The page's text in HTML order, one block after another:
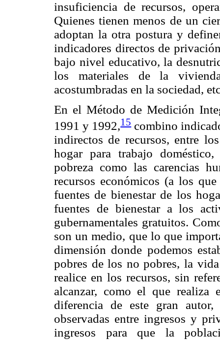
insuficiencia de recursos,
Quienes tienen menos de un
adoptan la otra postura y
indicadores directos de
bajo nivel educativo, la
los materiales de la
acostumbradas en la sociedad,
En el Método de Medición
1991 y 1992,15combino
indirectos de recursos, entre
hogar para trabajo
pobreza como las carencias
recursos económicos (a los
fuentes de bienestar de los
fuentes de bienestar a los
gubernamentales gratuitos.
son un medio, que lo que
dimensión donde podemos
pobres de los no pobres, la
realice en los recursos, sin
alcanzar, como el que
diferencia de este gran
observadas entre ingresos y
ingresos para que la